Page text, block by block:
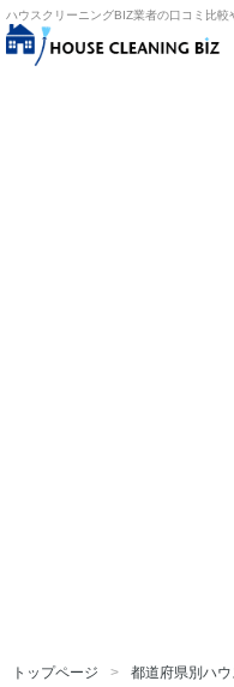
ハウスクリーニングBIZ業者の口コミ比較
トップページ 都道府県別ハ